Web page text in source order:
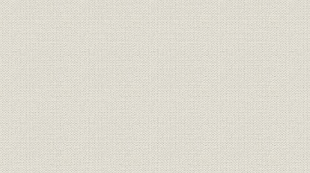
第3節 関東大震災と復旧
1. 大震災と本社の再起
2. 社屋落成と関西進出
3. 大正期末の本紙
第3章 太平洋戦争終結まで 昭和初期から10年代
第1節 昭和恐慌下の本紙